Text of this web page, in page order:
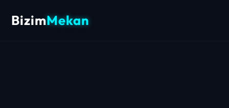
BizimMekan